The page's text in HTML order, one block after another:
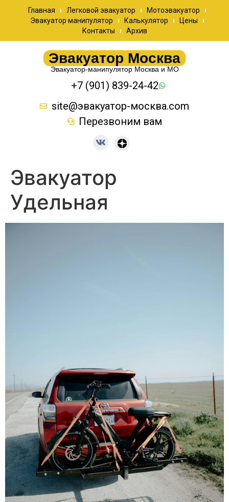
Главная Легковой эвакуатор
Мотоэвакуатор
Эвакуатор манипулятор
Калькулятор
Цены
Контакты
Архив
Эвакуатор Москва
Эвакуатор-манипулятор Москва и МО
+7 (901) 839-24-42
site@эвакуатор-москва.com
Перезвоним вам
Эвакуатор
Удельная